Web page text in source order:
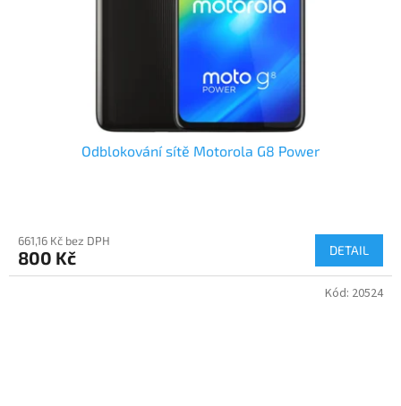
Odblokování sítě Motorola G8 Power
661,16 Kč bez DPH
800 Kč DETAIL
Kód: 20524